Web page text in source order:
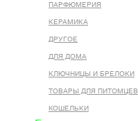
ПАРФЮМЕРИЯ
КЕРАМИКА
ДРУГОЕ
ДЛЯ ДОМА
КЛЮЧНИЦЫ И БРЕЛОКИ
ТОВАРЫ ДЛЯ ПИТОМЦЕВ
КОШЕЛЬКИ